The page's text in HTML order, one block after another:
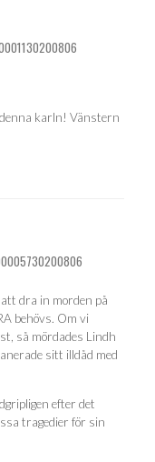
karln! Vänstern
dra in morden på
behövs. Om vi
så mördades Lindh
sitt illdåd med
efter det
tragedier för sin